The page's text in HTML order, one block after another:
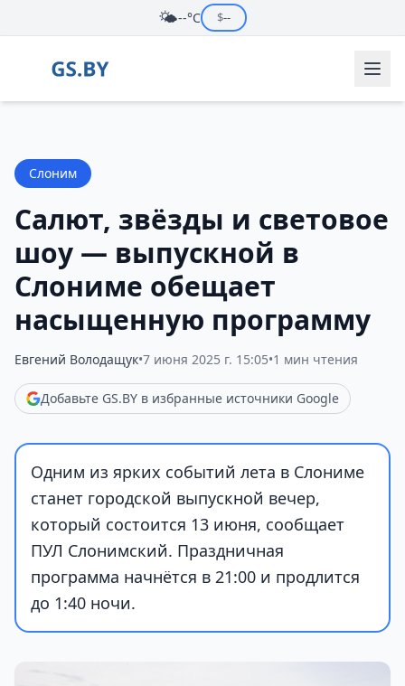
🌤️--°C $--
Слоним
Салют, звёзды и световое
шоу — выпускной в
Слониме обещает
насыщенную программу
Евгений Володащук•7 июня 2025 г. 15:05•1 мин чтения
Добавьте GS.BY в избранные источники Google
Одним из ярких событий лета в Слониме
станет городской выпускной вечер,
который состоится 13 июня, сообщает
ПУЛ Слонимский. Праздничная
программа начнётся в 21:00 и продлится
до 1:40 ночи.